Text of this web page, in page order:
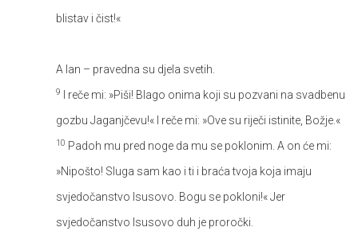
blistav i čist!«
A lan – pravedna su djela svetih.
9
I reče mi: »Piši! Blago onima koji su pozvani na svadbenu
gozbu Jaganjčevu!« I reče mi: »Ove su riječi istinite, Božje.«
10 Padoh mu pred noge da mu se poklonim. A on će mi:
»Nipošto! Sluga sam kao i ti i braća tvoja koja imaju
svjedočanstvo Isusovo. Bogu se pokloni!« Jer
svjedočanstvo Isusovo duh je proročki.